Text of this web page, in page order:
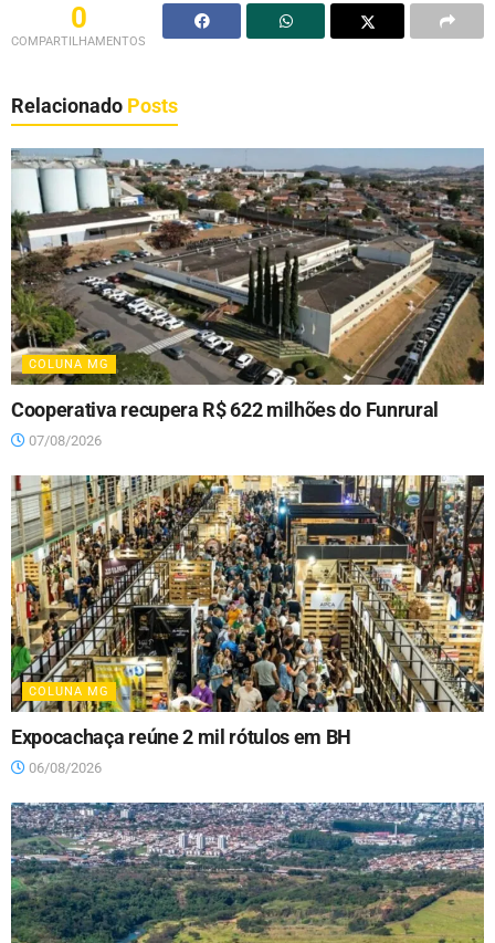
0
COMPARTILHAMENTOS
Relacionado Posts
COLUNA MG
Cooperativa recupera R$ 622 milhões do Funrural
07/08/2026
COLUNA MG
Expocachaça reúne 2 mil rótulos em BH
06/08/2026